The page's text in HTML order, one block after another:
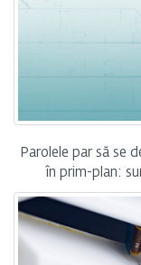
Parolele par să se
în prim-plan: